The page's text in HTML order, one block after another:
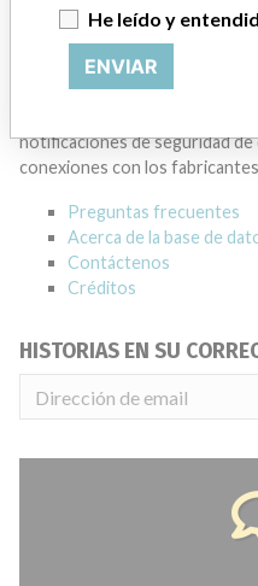
Source
ACERCA DE LA BASE DE
notificaciones de seguridad
conexiones con los
Preguntas frecuentes
Acerca de la base de
Contáctenos
Créditos
HISTORIAS EN SU
He leído y
ENVIAR